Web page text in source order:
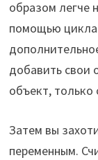
образом легче
помощью
добавить свои
объект, только
Затем вы
переменным.